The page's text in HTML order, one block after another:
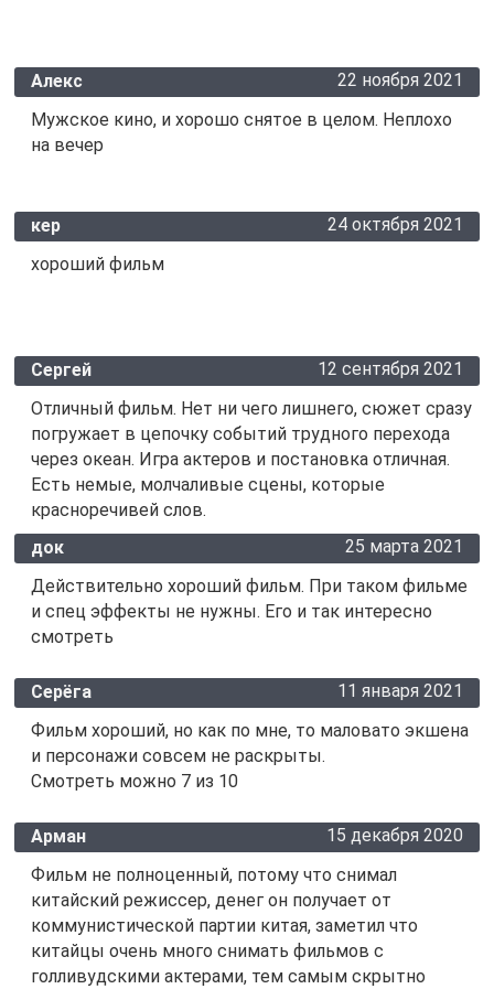
Алекс
22 ноября 2021
Мужское кино, и хорошо снятое в целом. Неплохо
на вечер
кер
24 октября 2021
хороший фильм
Сергей
12 сентября 2021
Отличный фильм. Нет ни чего лишнего, сюжет сразу
погружает в цепочку событий трудного перехода
через океан. Игра актеров и постановка отличная.
Есть немые, молчаливые сцены, которые
красноречивей слов.
док
25 марта 2021
Действительно хороший фильм. При таком фильме
и спец эффекты не нужны. Его и так интересно
смотреть
Серёга
11 января 2021
Фильм хороший, но как по мне, то маловато экшена
и персонажи совсем не раскрыты.
Смотреть можно 7 из 10
Арман
15 декабря 2020
Фильм не полноценный, потому что снимал
китайский режиссер, денег он получает от
коммунистической партии китая, заметил что
китайцы очень много снимать фильмов с
голливудскими актерами, тем самым скрытно